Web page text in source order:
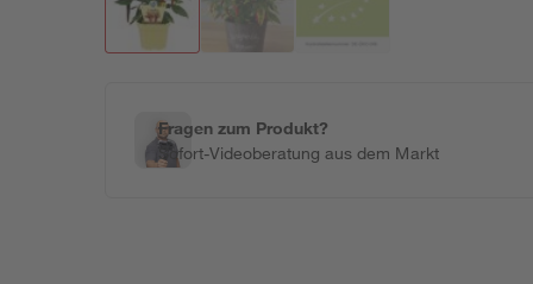
Fragen zum Produkt?
Sofort-Videoberatung aus dem Markt